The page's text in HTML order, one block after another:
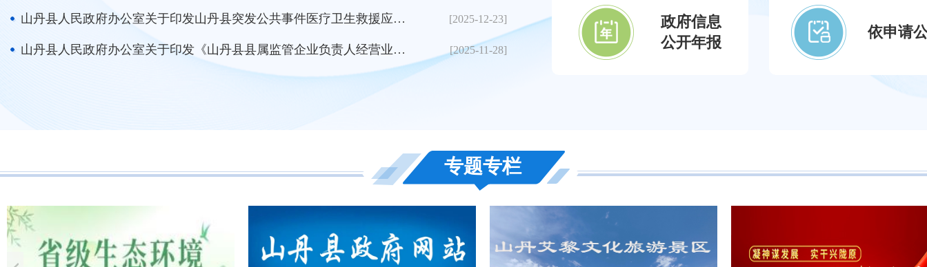
“黄河母亲杯”沿黄河九省（区）青少年足球邀请赛开赛
甘肃重拳整治网络餐饮乱象
2026-08-05
全省扫黑除恶专项斗争动员推进会召开 2026-08-04
山丹县人民政府办公室关于印发山丹县突发公共事件医疗卫生救援应急预案和山丹县重大活动医疗卫生保障应急预案的通知 [2025-12-23]
山丹县人民政府办公室关于印发《山丹县县属监管企业负责人经营业绩考核办法》的通知 [2025-11-28]
山丹县2026年度水预算草案政策解读
一图看懂山丹县2026年政府工作报告
政府信息
公开年报
依申请
专题专栏